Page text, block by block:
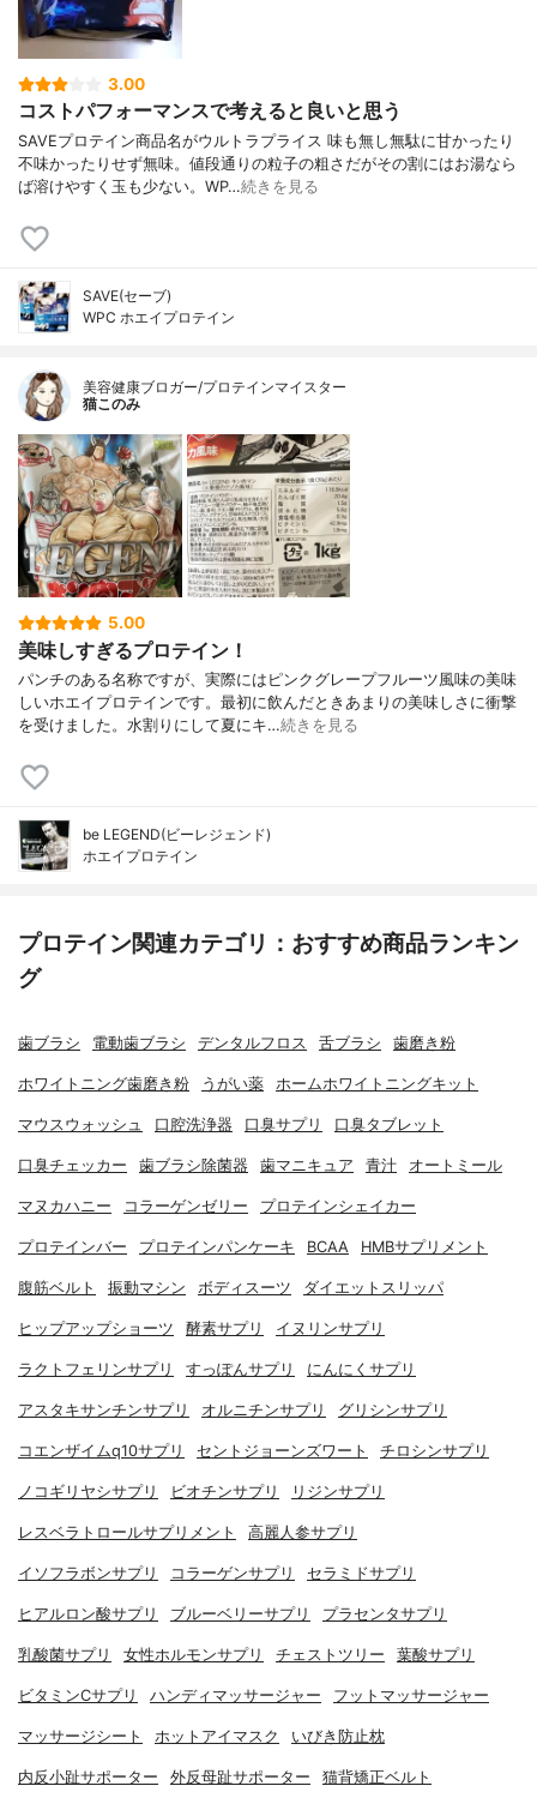
3.00
コストパフォーマンスで考えると良いと思う
SAVEプロテイン商品名がウルトラプライス 味も無し無駄に甘かったり
不味かったりせず無味。値段通りの粒子の粗さだがその割にはお湯なら
ば溶けやすく玉も少ない。WP…続きを見る
SAVE(セーブ)
WPC ホエイプロテイン
美容健康ブロガー/プロテインマイスター
猫このみ
5.00
美味しすぎるプロテイン！
パンチのある名称ですが、実際にはピンクグレープフルーツ風味の美味
しいホエイプロテインです。最初に飲んだときあまりの美味しさに衝撃
を受けました。水割りにして夏にキ…続きを見る
be LEGEND(ビーレジェンド)
ホエイプロテイン
プロテイン関連カテゴリ：おすすめ商品ランキン
グ
歯ブラシ 電動歯ブラシ デンタルフロス 舌ブラシ 歯磨き粉
ホワイトニング歯磨き粉 うがい薬 ホームホワイトニングキット
マウスウォッシュ 口腔洗浄器 口臭サプリ 口臭タブレット
口臭チェッカー 歯ブラシ除菌器 歯マニキュア 青汁 オートミール
マヌカハニー コラーゲンゼリー プロテインシェイカー
プロテインバー プロテインパンケーキ BCAA HMBサプリメント
腹筋ベルト 振動マシン ボディスーツ ダイエットスリッパ
ヒップアップショーツ 酵素サプリ イヌリンサプリ
ラクトフェリンサプリ すっぽんサプリ にんにくサプリ
アスタキサンチンサプリ オルニチンサプリ グリシンサプリ
コエンザイムq10サプリ セントジョーンズワート チロシンサプリ
ノコギリヤシサプリ ビオチンサプリ リジンサプリ
レスベラトロールサプリメント 高麗人参サプリ
イソフラボンサプリ コラーゲンサプリ セラミドサプリ
ヒアルロン酸サプリ ブルーベリーサプリ プラセンタサプリ
乳酸菌サプリ 女性ホルモンサプリ チェストツリー 葉酸サプリ
ビタミンCサプリ ハンディマッサージャー フットマッサージャー
マッサージシート ホットアイマスク いびき防止枕
内反小趾サポーター 外反母趾サポーター 猫背矯正ベルト